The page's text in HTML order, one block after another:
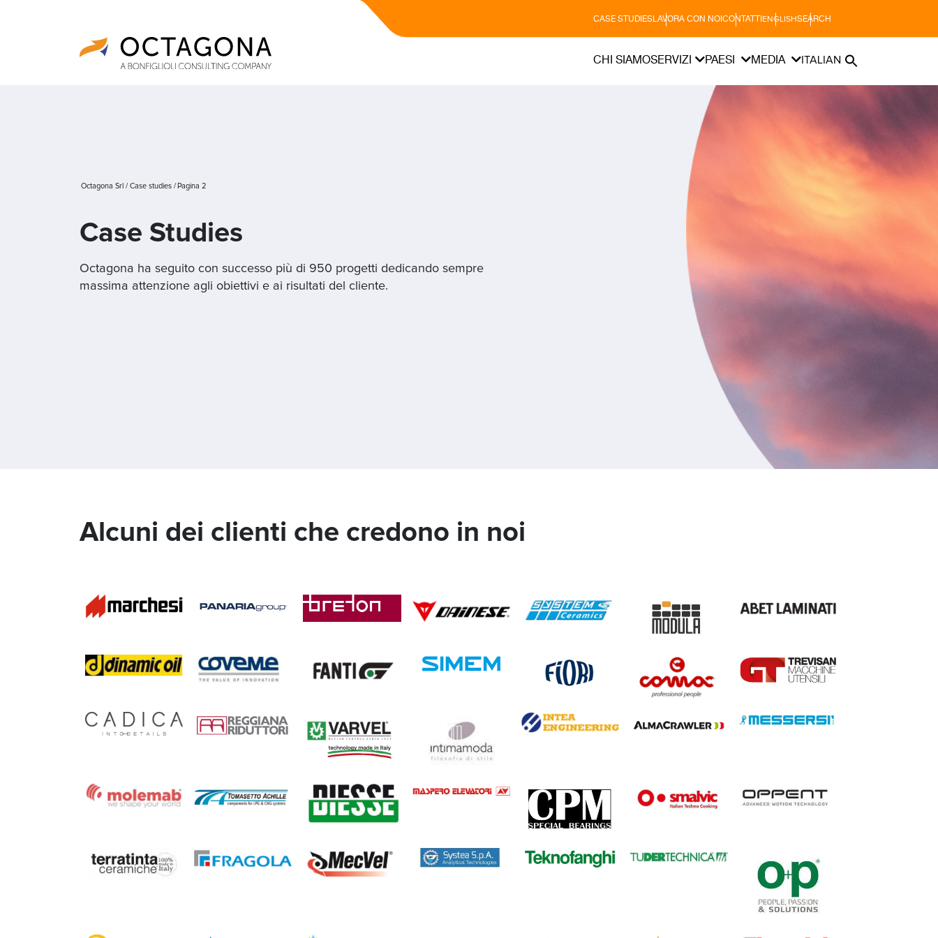
CASE STUDIESLAVORA CON NOICONTATTIENGLISHSEARCH
CHI SIAMOSERVIZI PAESI MEDIA ITALIAN
Octagona Srl / Case studies / Pagina 2
Case Studies
Octagona ha seguito con successo più di 950 progetti dedicando sempre
massima attenzione agli obiettivi e ai risultati del cliente.
Alcuni dei clienti che credono in noi